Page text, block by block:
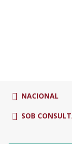
NACIONAL
SOB